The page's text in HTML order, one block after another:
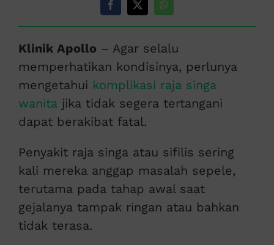
Klinik Apollo – Agar selalu
memperhatikan kondisinya, perlunya
mengetahui komplikasi raja singa
wanitajika tidak segera tertangani
dapat berakibat fatal.
Penyakit raja singa atau sifilis sering
kali mereka anggap masalah sepele,
terutama pada tahap awal saat
gejalanya tampak ringan atau bahkan
tidak terasa.